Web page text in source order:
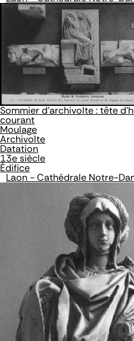
Sommier d'archivolte : tête
courant
Moulage
Archivolte
Datation
13e siècle
Édifice
Laon - Cathédrale Notre-